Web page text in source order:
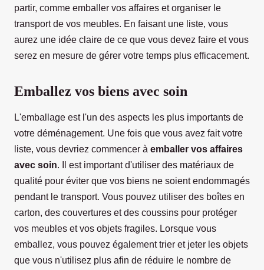
partir, comme emballer vos affaires et organiser le
transport de vos meubles. En faisant une liste, vous
aurez une idée claire de ce que vous devez faire et vous
serez en mesure de gérer votre temps plus efficacement.
Emballez vos biens avec soin
L'emballage est l'un des aspects les plus importants de
votre déménagement. Une fois que vous avez fait votre
liste, vous devriez commencer à emballer vos affaires
avec soin. Il est important d'utiliser des matériaux de
qualité pour éviter que vos biens ne soient endommagés
pendant le transport. Vous pouvez utiliser des boîtes en
carton, des couvertures et des coussins pour protéger
vos meubles et vos objets fragiles. Lorsque vous
emballez, vous pouvez également trier et jeter les objets
que vous n'utilisez plus afin de réduire le nombre de